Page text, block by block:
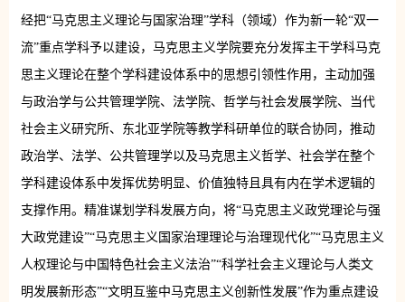
经把“马克思主义理论与国家治理”学科（领域）作为新一轮“双一
流”重点学科予以建设，马克思主义学院要充分发挥主干学科马克
思主义理论在整个学科建设体系中的思想引领性作用，主动加强
与政治学与公共管理学院、法学院、哲学与社会发展学院、当代
社会主义研究所、东北亚学院等教学科研单位的联合协同，推动
政治学、法学、公共管理学以及马克思主义哲学、社会学在整个
学科建设体系中发挥优势明显、价值独特且具有内在学术逻辑的
支撑作用。精准谋划学科发展方向，将“马克思主义政党理论与强
大政党建设”“马克思主义国家治理理论与治理现代化”“马克思主义
人权理论与中国特色社会主义法治”“科学社会主义理论与人类文
明发展新形态”“文明互鉴中马克思主义创新性发展”作为重点建设